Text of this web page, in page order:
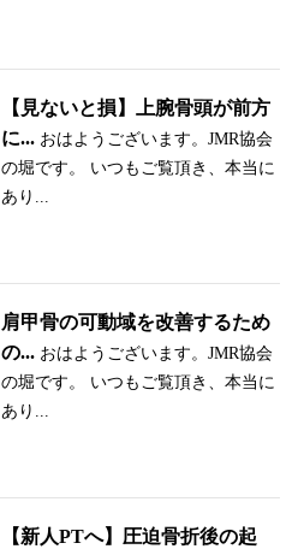
【見ないと損】上腕骨頭が前方
に... おはようございます。JMR協会
の堀です。 いつもご覧頂き、本当に
あり...
肩甲骨の可動域を改善するため
の... おはようございます。JMR協会
の堀です。 いつもご覧頂き、本当に
あり...
【新人PTへ】圧迫骨折後の起